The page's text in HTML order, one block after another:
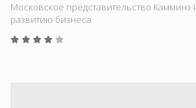
Московское представительство
развитию бизнеса